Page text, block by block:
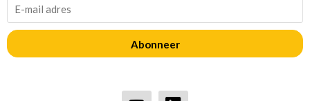
Abonneer